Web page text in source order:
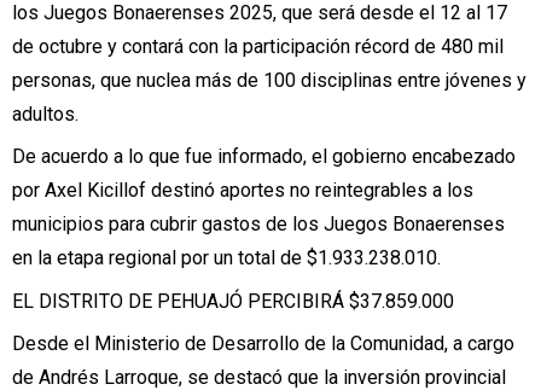
los Juegos Bonaerenses 2025, que será desde el 12 al 17
de octubre y contará con la participación récord de 480 mil
personas, que nuclea más de 100 disciplinas entre jóvenes y
adultos.
De acuerdo a lo que fue informado, el gobierno encabezado
por Axel Kicillof destinó aportes no reintegrables a los
municipios para cubrir gastos de los Juegos Bonaerenses
en la etapa regional por un total de $1.933.238.010.
EL DISTRITO DE PEHUAJÓ PERCIBIRÁ $37.859.000
Desde el Ministerio de Desarrollo de la Comunidad, a cargo
de Andrés Larroque, se destacó que la inversión provincial